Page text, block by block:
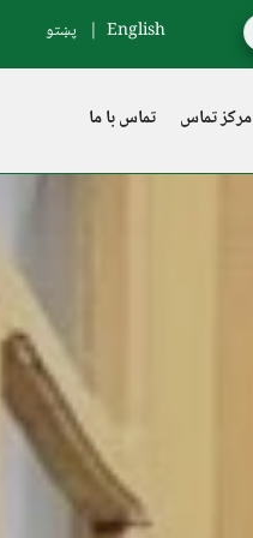
English پښتو
مرکز تماس تماس با ما